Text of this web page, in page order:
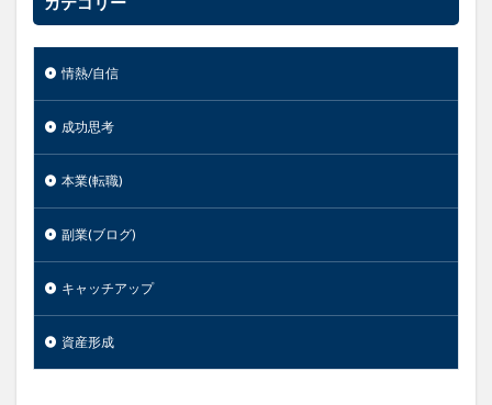
情熱/自信
成功思考
本業(転職)
副業(ブログ)
キャッチアップ
資産形成